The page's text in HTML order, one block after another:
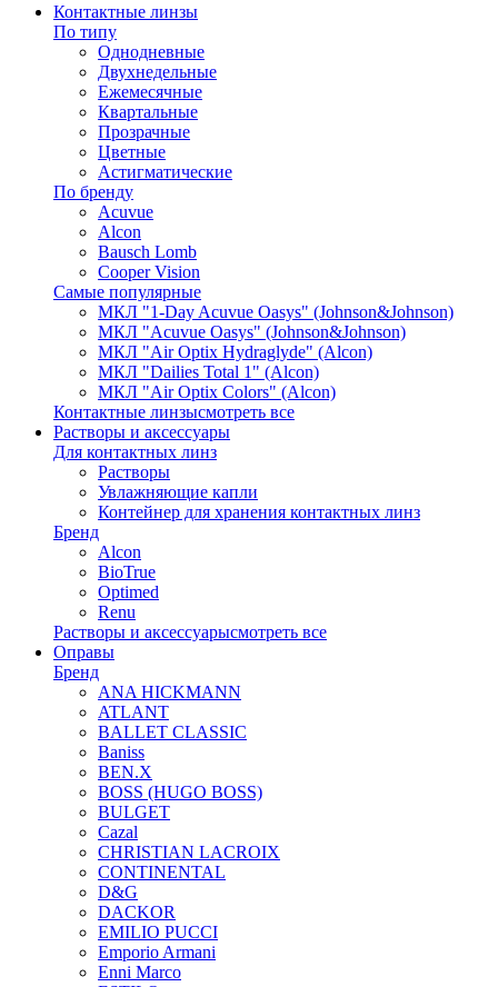
Контактные линзы
По типу
Однодневные
Двухнедельные
Ежемесячные
Квартальные
Прозрачные
Цветные
Астигматические
По бренду
Acuvue
Alcon
Bausch Lomb
Cooper Vision
Самые популярные
МКЛ "1-Day Acuvue Oasys" (Johnson&Johnson)
МКЛ "Acuvue Oasys" (Johnson&Johnson)
МКЛ "Air Optix Hydraglyde" (Alcon)
МКЛ "Dailies Total 1" (Alcon)
МКЛ "Air Optix Colors" (Alcon)
Контактные линзысмотреть все
Растворы и аксессуары
Для контактных линз
Растворы
Увлажняющие капли
Контейнер для хранения контактных линз
Бренд
Alcon
BioTrue
Optimed
Renu
Растворы и аксессуарысмотреть все
Оправы
Бренд
ANA HICKMANN
ATLANT
BALLET CLASSIC
Baniss
BEN.X
BOSS (HUGO BOSS)
BULGET
Cazal
CHRISTIAN LACROIX
CONTINENTAL
D&G
DACKOR
EMILIO PUCCI
Emporio Armani
Enni Marco